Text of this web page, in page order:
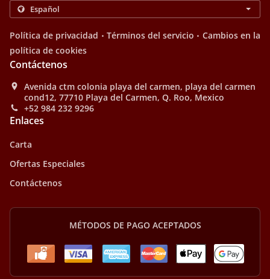
Política de privacidad . Términos del servicio . Cambios en la
política de cookies
Contáctenos
Avenida ctm colonia playa del carmen, playa del carmen
cond12, 77710 Playa del Carmen, Q. Roo, Mexico
+52 984 232 9296
Enlaces
Carta
Ofertas Especiales
Contáctenos
MÉTODOS DE PAGO ACEPTADOS